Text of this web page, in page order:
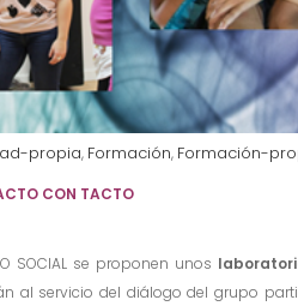
propia, Formación, Formación-
CON TACTO
SOCIAL se proponen unos
al servicio del diálogo del grupo